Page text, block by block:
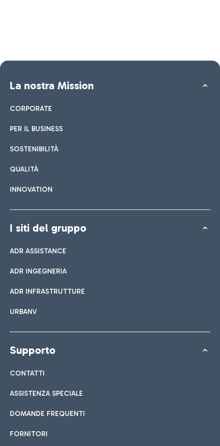
La nostra Mission
CORPORATE
PER IL BUSINESS
SOSTENIBILITÀ
QUALITÀ
INNOVATION
I siti del gruppo
ADR ASSISTANCE
ADR INGEGNERIA
ADR INFRASTRUTTURE
URBANV
Supporto
CONTATTI
ASSISTENZA SPECIALE
DOMANDE FREQUENTI
FORNITORI